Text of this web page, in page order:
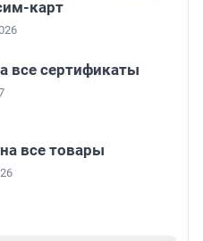
карт
все сертификаты
все товары